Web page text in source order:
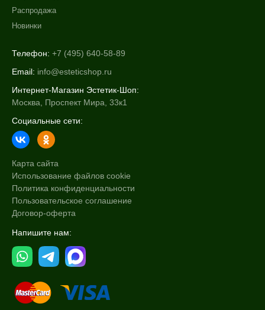
Распродажа
Новинки
Телефон: +7 (495) 640-58-89
Email: info@esteticshop.ru
Интернет-Магазин Эстетик-Шоп:
Москва, Проспект Мира, 33к1
Социальные сети:
Карта сайта
Использование файлов cookie
Политика конфиденциальности
Пользовательское соглашение
Договор-оферта
Напишите нам: